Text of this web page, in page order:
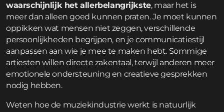
waarschijnlijk het allerbelangrijkste, maar het is
meer dan alleen goed kunnen praten. Je moet kunnen
oppikken wat mensen niet zeggen, verschillende
persoonlijkheden begrijpen, en je communicatiestijl
aanpassen aan wie je mee te maken hebt. Sommige
artiesten willen directe zakentaal, terwijl anderen meer
emotionele ondersteuning en creatieve gesprekken
nodig hebben.
Weten hoe de muziekindustrie werkt is natuurlijk